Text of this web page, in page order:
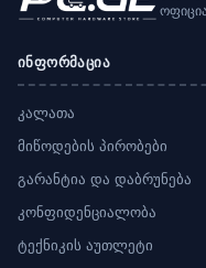
ინფორმაცია
კალათა
მიწოდების პირობები
გარანტია და დაბრუნება
კონფიდენციალობა
ტექნიკის აუთლეტი